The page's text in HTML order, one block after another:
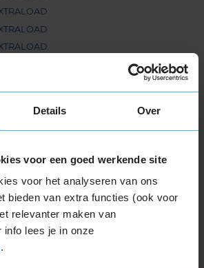
Details Over
voor een goed werkende site
voor het analyseren van ons
bieden van extra functies (ook voor
relevanter maken van
info lees je in onze
.